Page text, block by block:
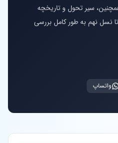
سیر تحول و تاریخچه
نسل نهم به طور کامل بررسی
واتساپ